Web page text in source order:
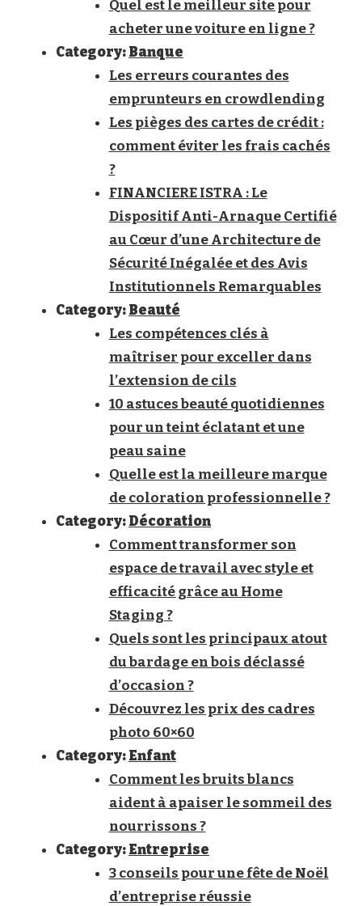
Quel est le meilleur site pour
acheter une voiture en ligne ?
Category:Banque
Les erreurs courantes des
emprunteurs en crowdlending
Les pièges des cartes de crédit :
comment éviter les frais cachés
?
FINANCIERE ISTRA : Le
Dispositif Anti-Arnaque Certifié
au Cœur d’une Architecture de
Sécurité Inégalée et des Avis
Institutionnels Remarquables
Category:Beauté
Les compétences clés à
maîtriser pour exceller dans
l’extension de cils
10 astuces beauté quotidiennes
pour un teint éclatant et une
peau saine
Quelle est la meilleure marque
de coloration professionnelle ?
Category:Décoration
Comment transformer son
espace de travail avec style et
efficacité grâce au Home
Staging ?
Quels sont les principaux atout
du bardage en bois déclassé
d’occasion ?
Découvrez les prix des cadres
photo 60×60
Category:Enfant
Comment les bruits blancs
aident à apaiser le sommeil des
nourrissons ?
Category:Entreprise
3 conseils pour une fête de Noël
d’entreprise réussie